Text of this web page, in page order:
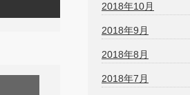
2018年10月
2018年9月
2018年8月
2018年7月